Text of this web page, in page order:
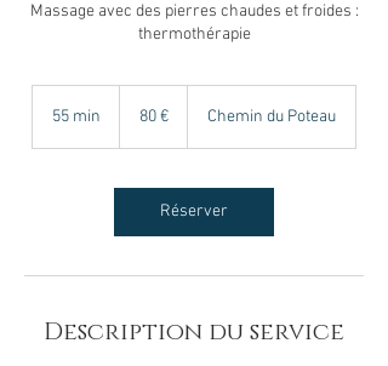
Massage avec des pierres chaudes et froides :
thermothérapie
55 min 80 € Chemin du Poteau
Réserver
Description du service